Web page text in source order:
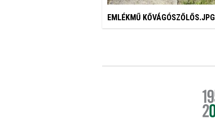
EMLÉKMŰ KŐVÁGÓSZŐLŐS.JPG